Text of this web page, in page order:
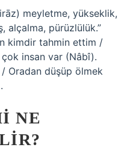
alçalma, pürüzlülük.”
kimdir tahmin ettim /
insan var (Nâbî).
/ Oradan düşüp ölmek
NE